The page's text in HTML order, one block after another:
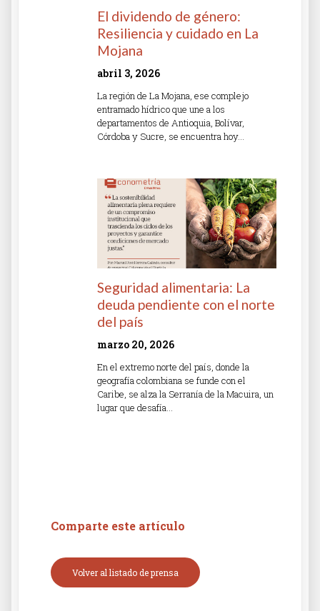
El dividendo de género:
Resiliencia y cuidado en La
Mojana
abril 3, 2026
La región de La Mojana, ese complejo
entramado hídrico que une a los
departamentos de Antioquia, Bolívar,
Córdoba y Sucre, se encuentra hoy…
Seguridad alimentaria: La
deuda pendiente con el norte
del país
marzo 20, 2026
En el extremo norte del país, donde la
geografía colombiana se funde con el
Caribe, se alza la Serranía de la Macuira, un
lugar que desafía…
Comparte este artículo
Volver al listado de prensa